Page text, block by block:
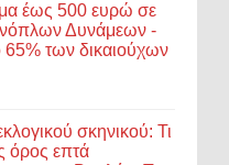
έως 500 ευρώ σε
Δυνάμεων -
65% των δικαιούχων
σκηνικού: Τι
όρος επτά